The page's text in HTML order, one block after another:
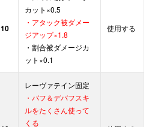
10
カット×0.5
・アタック被ダメー
ジアップ×1.8
・割合被ダメージカ
ット×0.1
使用する
レーヴァテイン固定
・バフ＆デバフスキ
ルをたくさん使って
くる